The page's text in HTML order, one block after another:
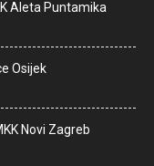
Aleta Puntamika
Osijek
Novi Zagreb